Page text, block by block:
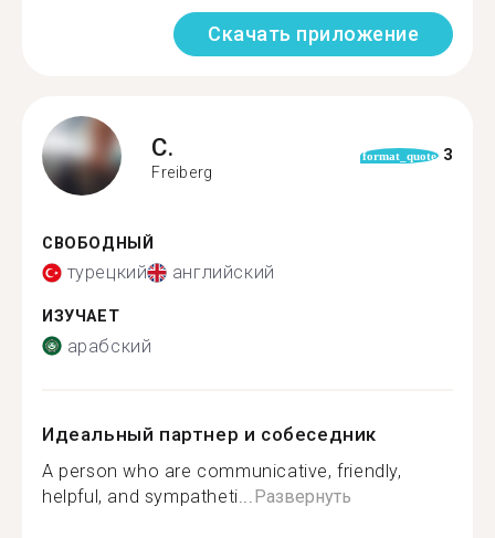
Скачать приложение
C.
Freiberg
format_quote 3
СВОБОДНЫЙ
турецкий английский
ИЗУЧАЕТ
арабский
Идеальный партнер и собеседник
A person who are communicative, friendly,
helpful, and sympatheti... Развернуть